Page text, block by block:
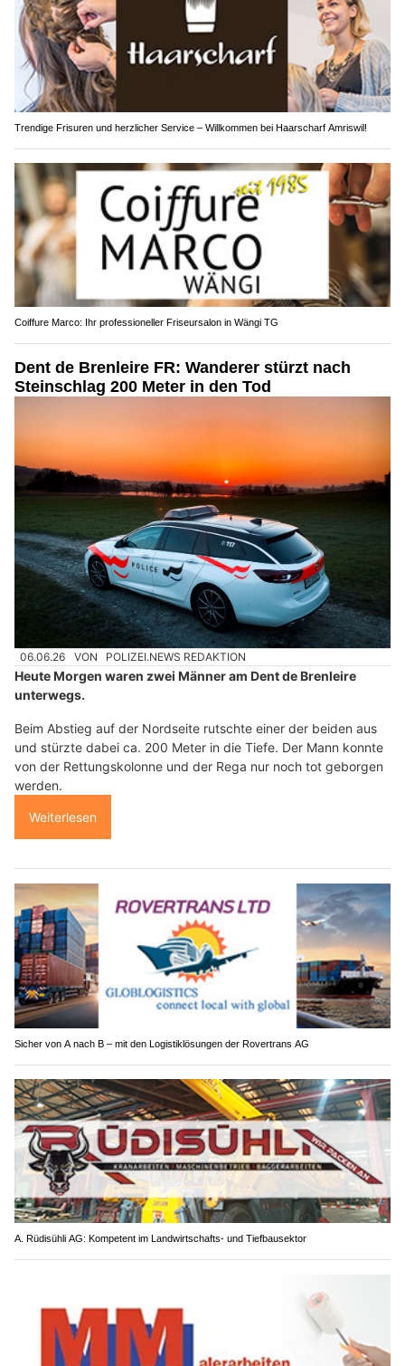
Trendige Frisuren und herzlicher Service – Willkommen bei Haarscharf Amriswil!
Coiffure Marco: Ihr professioneller Friseursalon in Wängi TG
Dent de Brenleire FR: Wanderer stürzt nach
Steinschlag 200 Meter in den Tod
06.06.26 VON POLIZEI.NEWS REDAKTION
Heute Morgen waren zwei Männer am Dent de Brenleire
unterwegs.
Beim Abstieg auf der Nordseite rutschte einer der beiden aus
und stürzte dabei ca. 200 Meter in die Tiefe. Der Mann konnte
von der Rettungskolonne und der Rega nur noch tot geborgen
werden.
Weiterlesen
Sicher von A nach B – mit den Logistiklösungen der Rovertrans AG
A. Rüdisühli AG: Kompetent im Landwirtschafts- und Tiefbausektor